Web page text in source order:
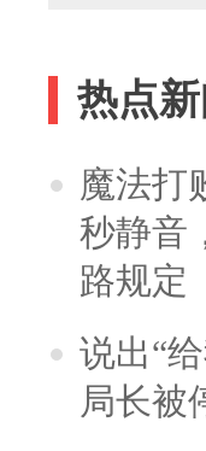
热点新
魔法打
秒静音
路规定
说出“
局长被